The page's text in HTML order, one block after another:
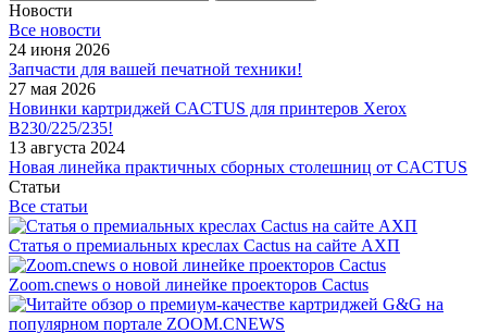
Новости
Все новости
24 июня 2026
Запчасти для вашей печатной техники!
27 мая 2026
Новинки картриджей CACTUS для принтеров Xerox
B230/225/235!
13 августа 2024
Новая линейка практичных сборных столешниц от CACTUS
Статьи
Все статьи
Статья о премиальных креслах Cactus на сайте АХП
Zoom.cnews о новой линейке проекторов Cactus